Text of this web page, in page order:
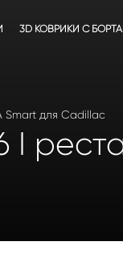
3D КОВРИКИ C
Smart для Cadillac